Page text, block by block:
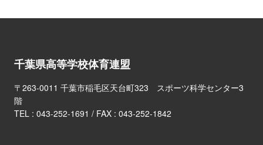
千葉県高等学校体育連盟
〒263-0011 千葉市稲毛区天台町323 スポーツ科学センター3
階
TEL : 043-252-1691 / FAX : 043-252-1842